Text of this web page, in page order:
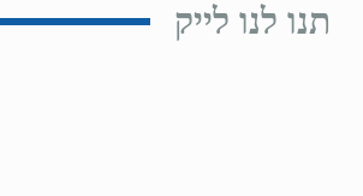
תנו לנו לייק